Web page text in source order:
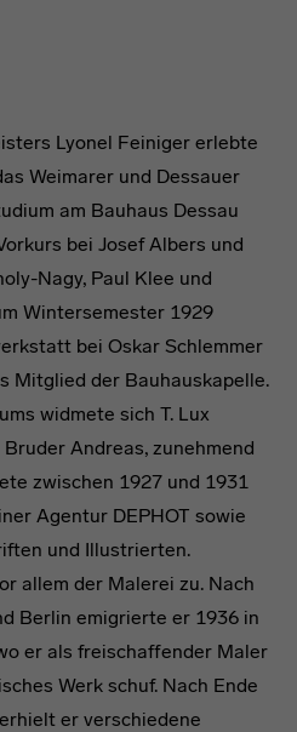
Lyonel Feiniger erlebte
Weimarer und Dessauer
am Bauhaus Dessau
bei Josef Albers und
Nagy, Paul Klee und
Wintersemester 1929
bei Oskar Schlemmer
Mitglied der Bauhauskapelle.
widmete sich T. Lux
Andreas, zunehmend
zwischen 1927 und 1931
Agentur DEPHOT sowie
und Illustrierten.
allem der Malerei zu. Nach
Berlin emigrierte er 1936 in
er als freischaffender Maler
Werk schuf. Nach Ende
er verschiedene